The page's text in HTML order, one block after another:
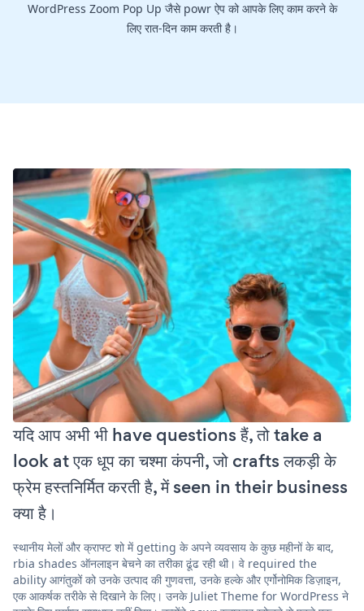
WordPress Zoom Pop Up जैसे powr ऐप को आपके लिए काम करने के
लिए रात-दिन काम करती है।
यदि आप अभी भी have questions हैं, तो take a
look at एक धूप का चश्मा कंपनी, जो crafts लकड़ी के
फ्रेम हस्तनिर्मित करती है, में seen in their business
क्या है।
स्थानीय मेलों और क्राफ्ट शो में getting के अपने व्यवसाय के कुछ महीनों के बाद,
rbia shades ऑनलाइन बेचने का तरीका ढूंढ रही थी। वे required the
ability आगंतुकों को उनके उत्पाद की गुणवत्ता, उनके हल्के और एर्गोनोमिक डिज़ाइन,
एक आकर्षक तरीके से दिखाने के लिए। उनके Juliet Theme for WordPress ने